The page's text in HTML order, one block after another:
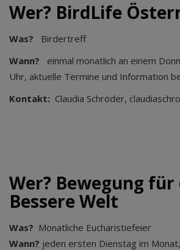
Wer? BirdLife
Was?
Birdertreff
Wann?
einmal monatlich an einem
Uhr, aktuelle Termine und Information
Kontakt: Claudia Schröder,
Wer? Bewegung für
Bessere Welt
Was? Monatliche Eucharistiefeier
Wann? jeden ersten Dienstag im